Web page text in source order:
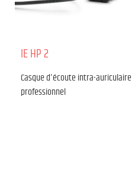
IE HP 2
Casque d'écoute intra-auriculaire
professionnel